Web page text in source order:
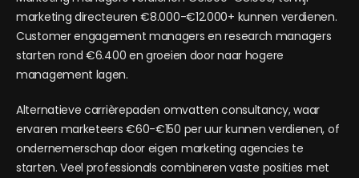
marketing directeuren €8.000-€12.000+ kunnen verdienen.
Customer engagement managers en research managers
starten rond €6.400 en groeien door naar hogere
management lagen.
Alternatieve carrièrepaden omvatten consultancy, waar
ervaren marketeers €60-€150 per uur kunnen verdienen, of
ondernemerschap door eigen marketing agencies te
starten. Veel professionals combineren vaste posities met